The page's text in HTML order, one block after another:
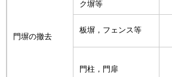
門塀の撤去
ク塀等
板塀，フェンス等
門柱，門扉